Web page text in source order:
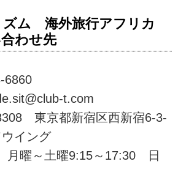
ズム 海外旅行アフリカ
わせ先
6860
t.com
東京都新宿区西新宿6-3-
イング
月曜～土曜9:15～17:30 日